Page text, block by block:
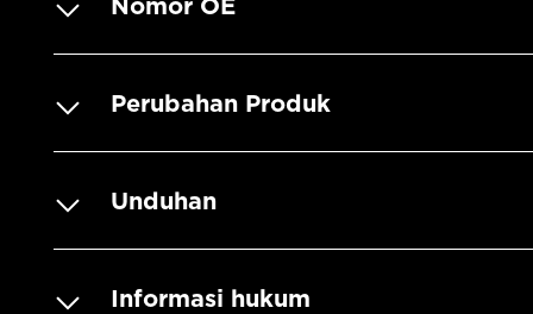
Perubahan Produk
Unduhan
Informasi hukum